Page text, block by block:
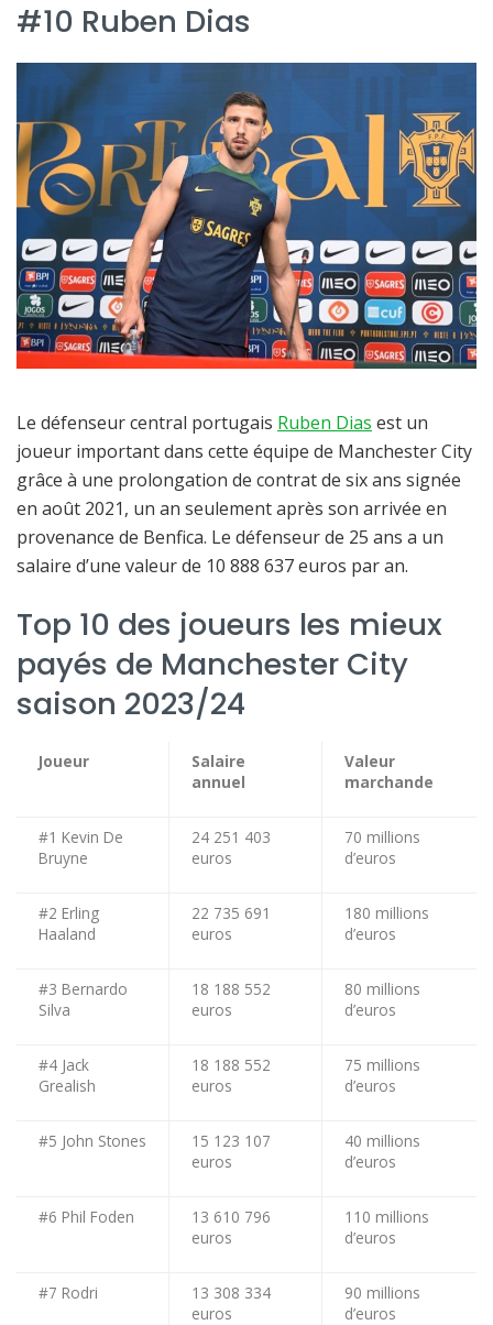
#10 Ruben Dias
Le défenseur central portugais Ruben Dias est un
joueur important dans cette équipe de Manchester City
grâce à une prolongation de contrat de six ans signée
en août 2021, un an seulement après son arrivée en
provenance de Benfica. Le défenseur de 25 ans a un
salaire d’une valeur de 10 888 637 euros par an.
Top 10 des joueurs les mieux
payés de Manchester City
saison 2023/24
Joueur
Salaire
annuel
Valeur
marchande
#1 Kevin De
Bruyne
24 251 403
euros
70 millions
d’euros
#2 Erling
Haaland
22 735 691
euros
180 millions
d’euros
#3 Bernardo
Silva
18 188 552
euros
80 millions
d’euros
#4 Jack
Grealish
18 188 552
euros
75 millions
d’euros
#5 John Stones
15 123 107
euros
40 millions
d’euros
#6 Phil Foden
13 610 796
euros
110 millions
d’euros
#7 Rodri
13 308 334
euros
90 millions
d’euros